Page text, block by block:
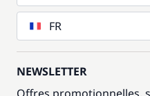
FR
NEWSLETTER